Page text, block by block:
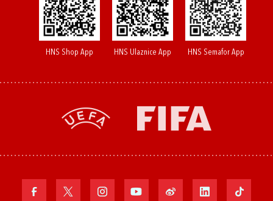
HNS Shop App HNS Ulaznice App HNS Semafor App